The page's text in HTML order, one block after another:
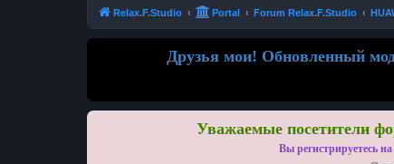
Relax.F.Studio Portal Forum Relax.F.Studio
Друзья мои! Обновленный
Уважаемые посетители
Вы регистрируетесь